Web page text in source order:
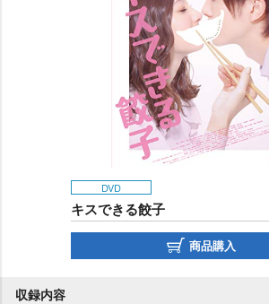
DVD
キスできる餃子
商品購入
収録内容